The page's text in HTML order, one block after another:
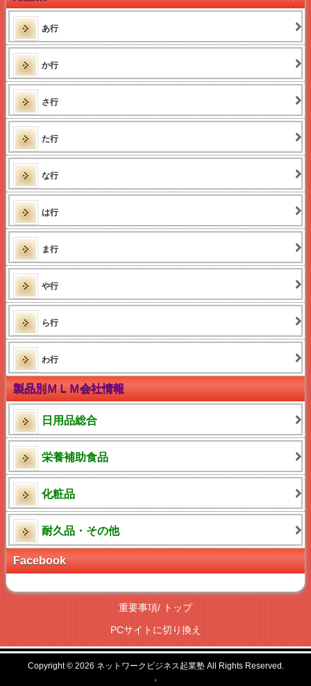
あ行
か行
さ行
た行
な行
は行
ま行
や行
ら行
わ行
製品別ＭＬＭ会社情報
日用品総合
栄養補助食品
化粧品
耐久品・その他
Facebook
重要事項/ トップ
PCサイトに切り換え
Copyright © 2026 ネットワークビジネス起業塾All Rights Reserved.
，